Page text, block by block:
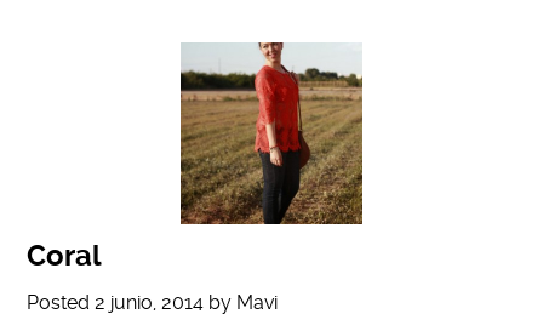
Coral
Posted2 junio, 2014 by Mavi